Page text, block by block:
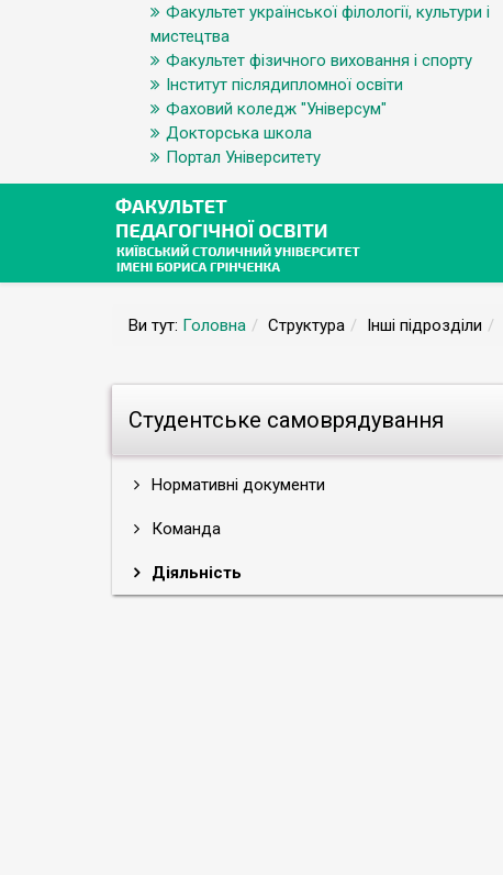
Факультет української філології, культури і
мистецтва
Факультет фізичного виховання і спорту
Інститут післядипломної освіти
Фаховий коледж "Універсум"
Докторська школа
Портал Університету
Ви тут: Головна Структура Інші підрозділи
Студентське самоврядування
Нормативні документи
Команда
Діяльність